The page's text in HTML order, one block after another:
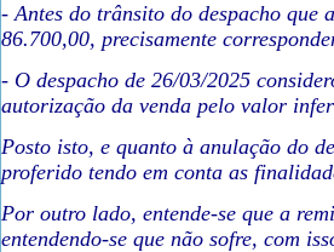
- Antes do trânsito do despacho que
86.700,00, precisamente
- O despacho de 26/03/2025
autorização da venda pelo valor
Posto isto, e quanto à anulação do
proferido tendo em conta as
Por outro lado, entende-se que a
entendendo-se que não sofre, com